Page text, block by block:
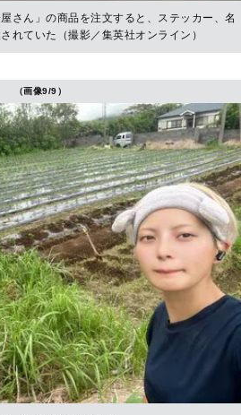
さん」の商品を注文すると、ステッカー、名
れていた（撮影／集英社オンライン）
（画像9/9）